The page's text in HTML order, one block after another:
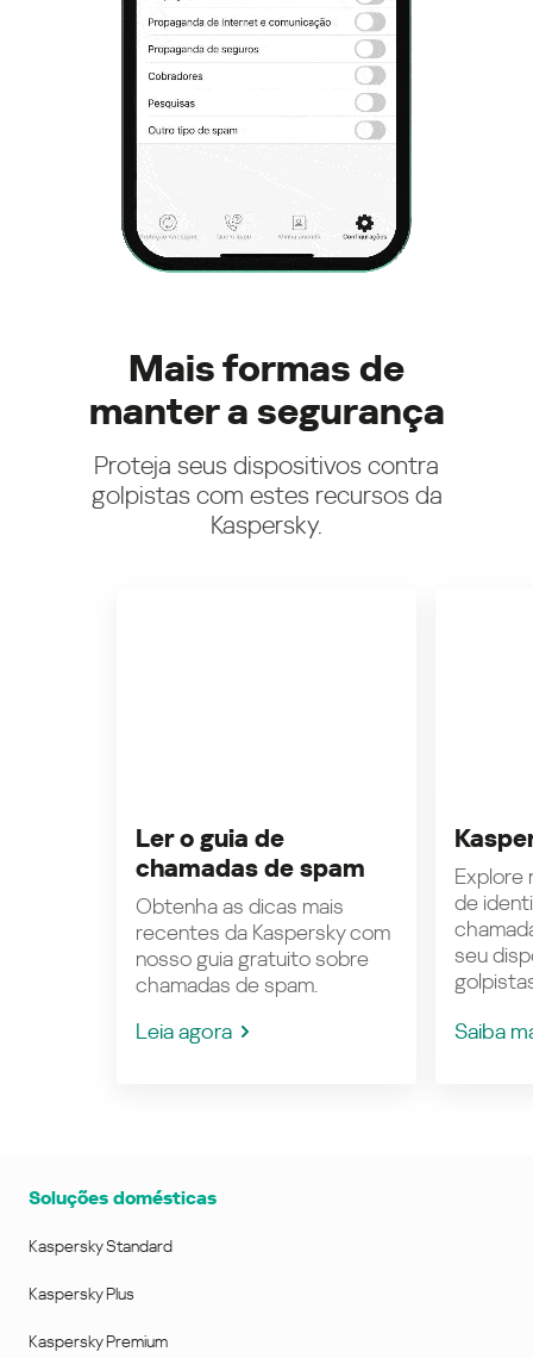
Mais formas de
manter a segurança
Proteja seus dispositivos contra
golpistas com estes recursos da
Kaspersky.
Ler o guia de
chamadas de spam
Obtenha as dicas mais
recentes da Kaspersky com
nosso guia gratuito sobre
chamadas de spam.
Leia agora
Explore
de
seu
Saiba
Soluções domésticas
Kaspersky Standard
Kaspersky Plus
Kaspersky Premium